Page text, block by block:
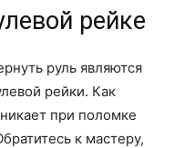
рейке
руль являются
рейки. Как
при поломке
к мастеру,